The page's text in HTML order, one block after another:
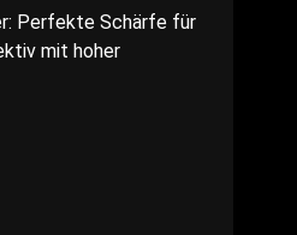
Perfekte Schärfe für
mit hoher